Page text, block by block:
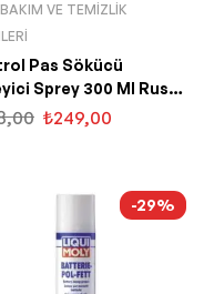
VE TEMIZLIK
Pas Sökücü
Sprey 300 Ml Rust
₺249,00
-29%